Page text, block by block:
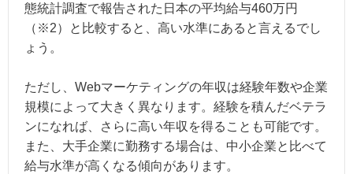
態統計調査で報告された日本の平均給与460万円
（※2）と比較すると、高い水準にあると言えるでし
ょう。
ただし、Webマーケティングの年収は経験年数や企業
規模によって大きく異なります。経験を積んだベテラ
ンになれば、さらに高い年収を得ることも可能です。
また、大手企業に勤務する場合は、中小企業と比べて
給与水準が高くなる傾向があります。